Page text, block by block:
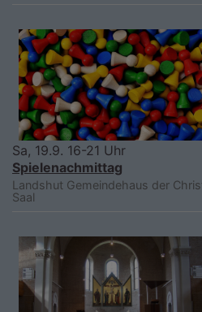
Sa, 19.9. 16-21 Uhr
Spielenachmittag
Landshut Gemeindehaus der
Saal